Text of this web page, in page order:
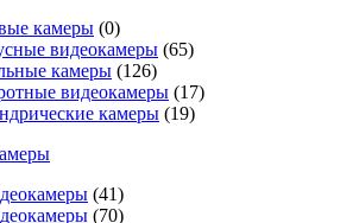
камеры (0)
видеокамеры (65)
камеры (126)
видеокамеры (17)
камеры (19)
(41)
(70)